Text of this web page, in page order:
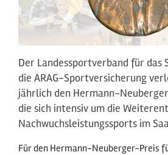
Der Landessportverband für das
die ARAG-Sportversicherung
jährlich den Hermann-
die sich intensiv um die
Nachwuchsleistungssports im
Für den Hermann-Neuberger-Preis